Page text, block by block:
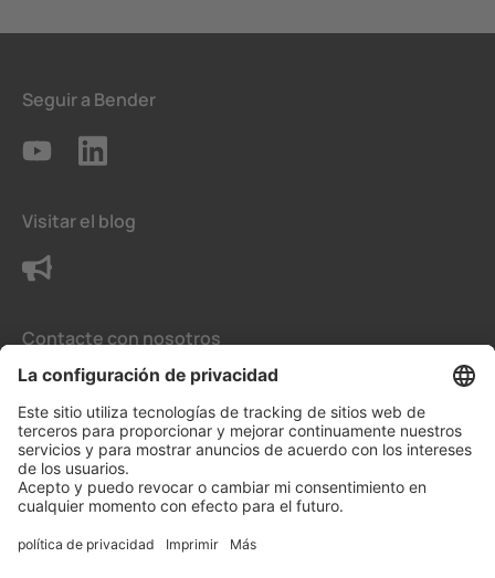
Seguir a Bender
Visitar el blog
Contacte con nosotros
Condiciones generales de venta
La configuración de privacidad